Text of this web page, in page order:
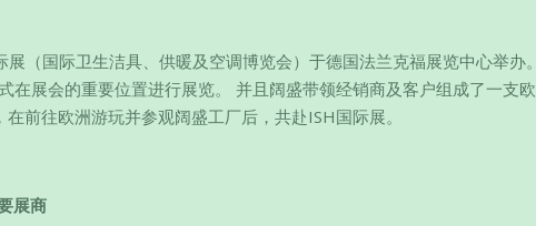
（国际卫生洁具、供暖及空调博览会）于德国法兰克福展览中心举办
在展会的重要位置进行展览。 并且阔盛带领经销商及客户组成了一支
前往欧洲游玩并参观阔盛工厂后，共赴ISH国际展。
展商